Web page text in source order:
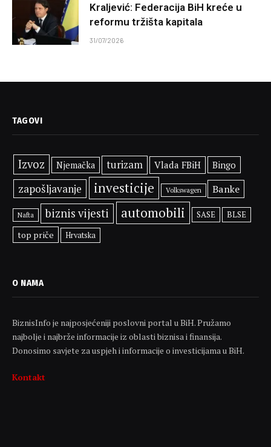
Kraljević: Federacija BiH kreće u
reformu tržišta kapitala
31/07/2026
TAGOVI
Izvoz Njemačka turizam Vlada FBiH Bingo
zapošljavanje investicije Volkswagen Banke
Nafta biznis vijesti automobili SASE BLSE
top priče Hrvatska
O NAMA
BiznisInfo je najposjećeniji poslovni portal u BiH. Pružamo
najbolje i najbrže informacije iz oblasti biznisa i finansija.
Donosimo savjete za uspjeh i informacije o investicijama u BiH.
Kontakt